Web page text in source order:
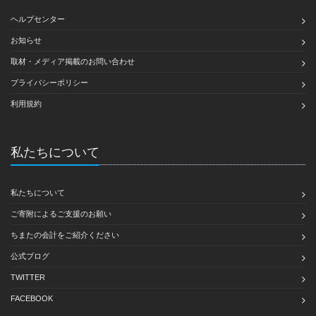
ヘルプセンター
お知らせ
取材・メディア掲載のお問い合わせ
プライバシーポリシー
利用規約
私たちについて
私たちについて
ご寄附によるご支援のお願い
ちまたの会計をご紹介ください
公式ブログ
TWITTER
FACEBOOK